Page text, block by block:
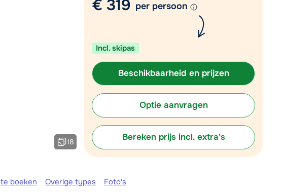
Plan een terugbelverzoek
Chat met wintersportspecialist
Bel ons via 03 3037838
18
€ 319 per persoon
Incl. skipas
Beschikbaarheid en prijzen
Optie aanvragen
Bereken prijs incl. extra's
boeken Overige types Foto's